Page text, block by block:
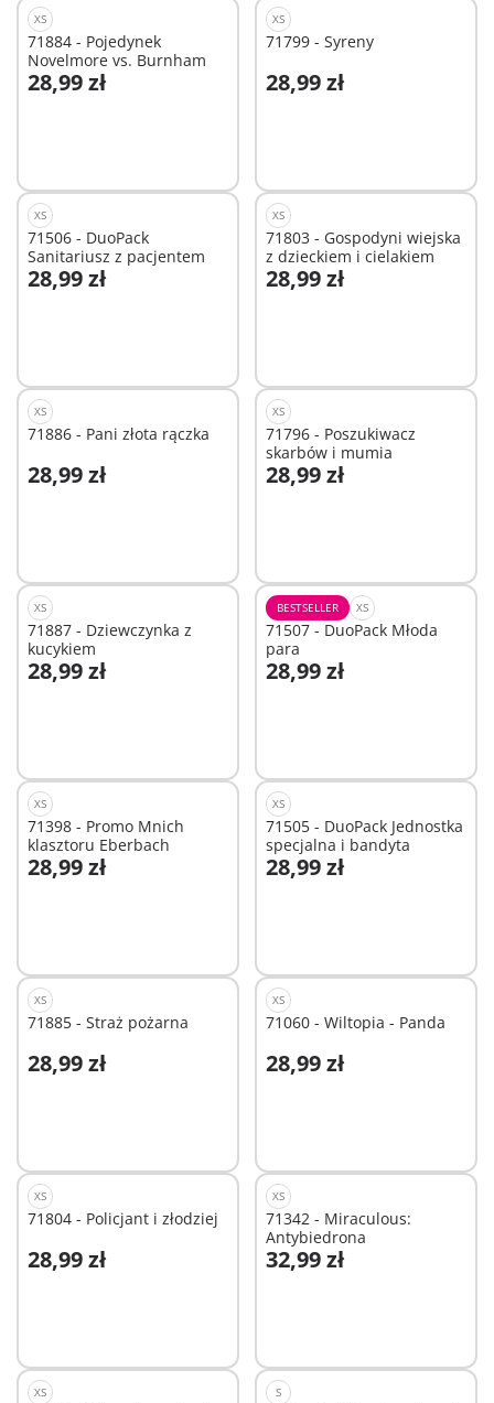
XS
71884 - Pojedynek
Novelmore vs. Burnham
28,99 zł
Dodaj do koszyka
XS
71799 - Syreny
28,99 zł
Dodaj do koszyka
XS
71506 - DuoPack
Sanitariusz z pacjentem
28,99 zł
Dodaj do koszyka
XS
71803 - Gospodyni wiejska
z dzieckiem i cielakiem
28,99 zł
Dodaj do koszyka
XS
71886 - Pani złota rączka
28,99 zł
Dodaj do koszyka
XS
71796 - Poszukiwacz
skarbów i mumia
28,99 zł
Dodaj do koszyka
XS
71887 - Dziewczynka z
kucykiem
28,99 zł
Dodaj do koszyka
BESTSELLER XS
71507 - DuoPack Młoda
para
28,99 zł
Dodaj do koszyka
XS
71398 - Promo Mnich
klasztoru Eberbach
28,99 zł
Dodaj do koszyka
XS
71505 - DuoPack Jednostka
specjalna i bandyta
28,99 zł
Dodaj do koszyka
XS
71885 - Straż pożarna
28,99 zł
Dodaj do koszyka
XS
71060 - Wiltopia - Panda
28,99 zł
XS
71804 - Policjant i złodziej
28,99 zł
Dodaj do koszyka
XS
71342 - Miraculous:
Antybiedrona
32,99 zł
Dodaj do koszyka
XS S